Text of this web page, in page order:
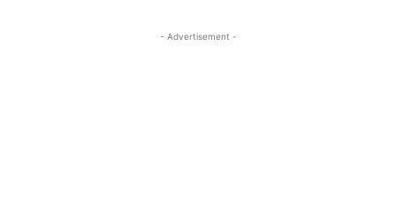
- Advertisement -